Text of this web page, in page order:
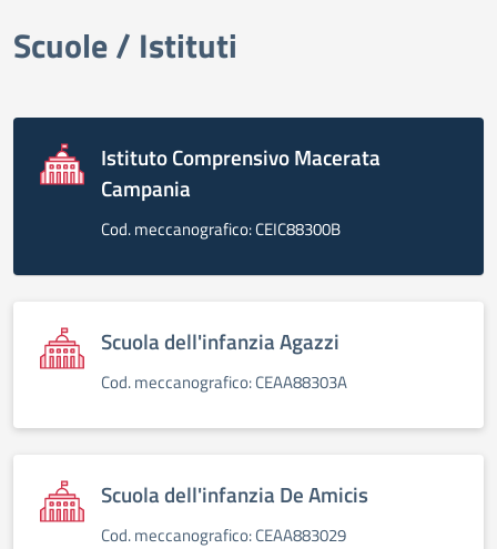
elenco degli organi
Scuole / Istituti
Istituto Comprensivo Macerata
Campania
Cod. meccanografico: CEIC88300B
Scuola dell'infanzia Agazzi
Cod. meccanografico: CEAA88303A
Scuola dell'infanzia De Amicis
Cod. meccanografico: CEAA883029